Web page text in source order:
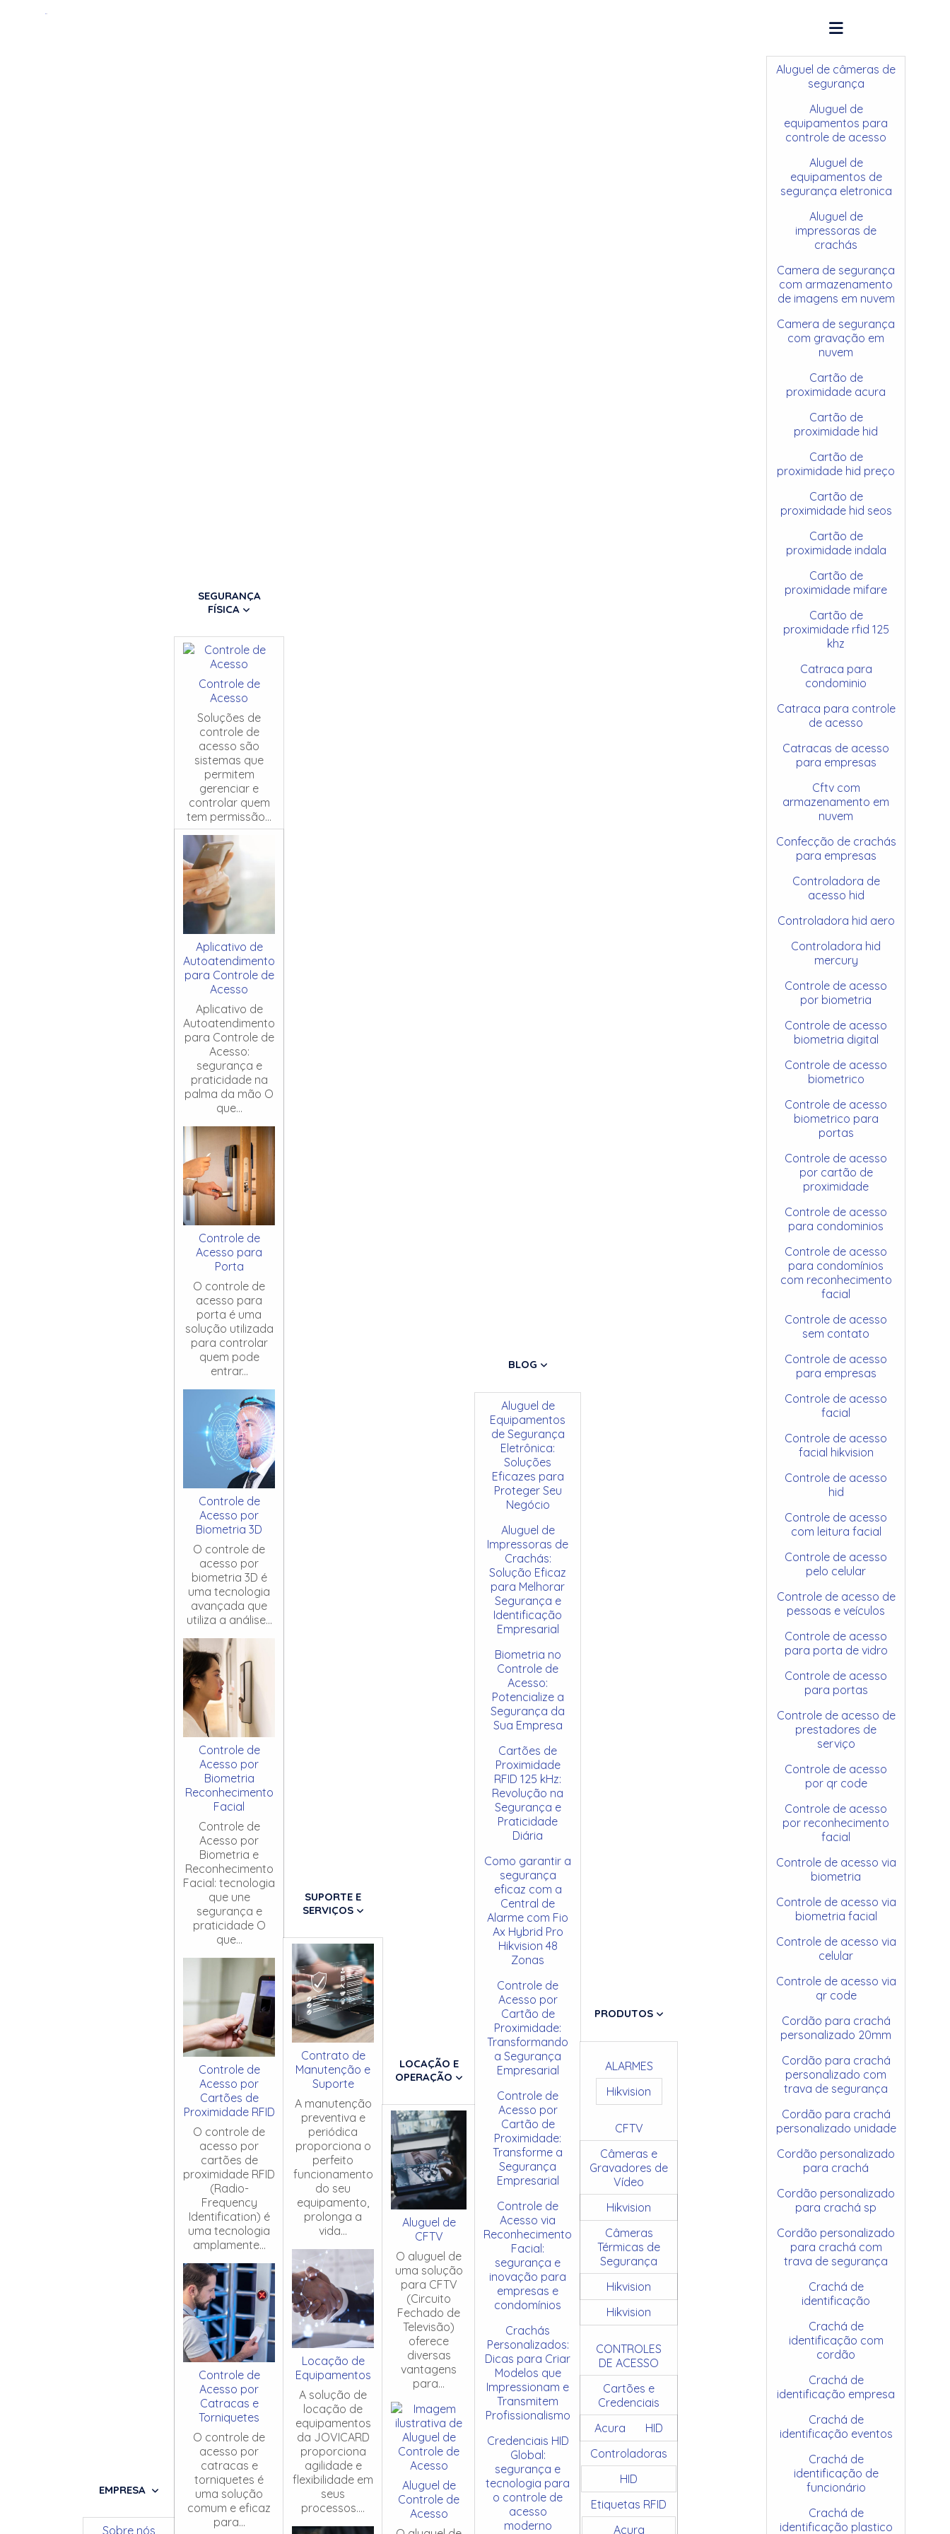
EMPRESA
Sobre nós
SEGURANÇA
FÍSICA
Controle de
Acesso
Soluções de
controle de
acesso são
sistemas que
permitem
gerenciar e
controlar quem
tem permissão...
Aplicativo de
Autoatendimento
para Controle de
Acesso
Aplicativo de
Autoatendimento
para Controle de
Acesso:
segurança e
praticidade na
palma da mão O
que...
Controle de
Acesso para
Porta
O controle de
acesso para
porta é uma
solução utilizada
para controlar
quem pode
entrar...
Controle de
Acesso por
Biometria 3D
O controle de
acesso por
biometria 3D é
uma tecnologia
avançada que
utiliza a análise...
Controle de
Acesso por
Biometria
Reconhecimento
Facial
Controle de
Acesso por
Biometria e
Reconhecimento
Facial: tecnologia
que une
segurança e
praticidade O
que...
Controle de
Acesso por
Cartões de
Proximidade RFID
O controle de
acesso por
cartões de
proximidade RFID
(Radio-
Frequency
Identification) é
uma tecnologia
amplamente...
Controle de
Acesso por
Catracas e
Torniquetes
O controle de
acesso por
catracas e
torniquetes é
uma solução
comum e eficaz
para...
SUPORTE E
SERVIÇOS
Contrato de
Manutenção e
Suporte
A manutenção
preventiva e
periódica
proporciona o
perfeito
funcionamento
do seu
equipamento,
prolonga a
vida...
Locação de
Equipamentos
A solução de
locação de
equipamentos
da JOVICARD
proporciona
agilidade e
flexibilidade em
seus
processos....
LOCAÇÃO E
OPERAÇÃO
Aluguel de
CFTV
O aluguel de
uma solução
para CFTV
(Circuito
Fechado de
Televisão)
oferece
diversas
vantagens
para...
Aluguel de
Controle de
Acesso
BLOG
Aluguel de
Equipamentos
de Segurança
Eletrônica:
Soluções
Eficazes para
Proteger Seu
Negócio
Aluguel de
Impressoras de
Crachás:
Solução Eficaz
para Melhorar
Segurança e
Identificação
Empresarial
Biometria no
Controle de
Acesso:
Potencialize a
Segurança da
Sua Empresa
Cartões de
Proximidade
RFID 125 kHz:
Revolução na
Segurança e
Praticidade
Diária
Como garantir a
segurança
eficaz com a
Central de
Alarme com Fio
Ax Hybrid Pro
Hikvision 48
Zonas
Controle de
Acesso por
Cartão de
Proximidade:
Transformando
a Segurança
Empresarial
Controle de
Acesso por
Cartão de
Proximidade:
Transforme a
Segurança
Empresarial
Controle de
Acesso via
Reconhecimento
Facial:
segurança e
inovação para
empresas e
condomínios
Crachás
Personalizados:
Dicas para Criar
Modelos que
Impressionam e
Transmitem
Profissionalismo
Credenciais HID
Global:
segurança e
tecnologia para
o controle de
acesso
moderno
PRODUTOS
ALARMES
Hikvision
CFTV
Câmeras e
Gravadores de
Vídeo
Hikvision
Câmeras
Térmicas de
Segurança
Hikvision
Hikvision
CONTROLES
DE ACESSO
Cartões e
Credenciais
Acura
HID
Controladoras
HID
Etiquetas RFID
Acura
Aluguel de câmeras de
segurança
Aluguel de
equipamentos para
controle de acesso
Aluguel de
equipamentos de
segurança eletronica
Aluguel de
impressoras de
crachás
Camera de segurança
com armazenamento
de imagens em nuvem
Camera de segurança
com gravação em
nuvem
Cartão de
proximidade acura
Cartão de
proximidade hid
Cartão de
proximidade hid preço
Cartão de
proximidade hid seos
Cartão de
proximidade indala
Cartão de
proximidade mifare
Cartão de
proximidade rfid 125
khz
Catraca para
condominio
Catraca para controle
de acesso
Catracas de acesso
para empresas
Cftv com
armazenamento em
nuvem
Confecção de crachás
para empresas
Controladora de
acesso hid
Controladora hid aero
Controladora hid
mercury
Controle de acesso
por biometria
Controle de acesso
biometria digital
Controle de acesso
biometrico
Controle de acesso
biometrico para
portas
Controle de acesso
por cartão de
proximidade
Controle de acesso
para condominios
Controle de acesso
para condomínios
com reconhecimento
facial
Controle de acesso
sem contato
Controle de acesso
para empresas
Controle de acesso
facial
Controle de acesso
facial hikvision
Controle de acesso
hid
Controle de acesso
com leitura facial
Controle de acesso
pelo celular
Controle de acesso de
pessoas e veículos
Controle de acesso
para porta de vidro
Controle de acesso
para portas
Controle de acesso de
prestadores de
serviço
Controle de acesso
por qr code
Controle de acesso
por reconhecimento
facial
Controle de acesso via
biometria
Controle de acesso via
biometria facial
Controle de acesso via
celular
Controle de acesso via
qr code
Cordão para crachá
personalizado 20mm
Cordão para crachá
personalizado com
trava de segurança
Cordão para crachá
personalizado unidade
Cordão personalizado
para crachá
Cordão personalizado
para crachá sp
Cordão personalizado
para crachá com
trava de segurança
Crachá de
identificação
Crachá de
identificação com
cordão
Crachá de
identificação empresa
Crachá de
identificação eventos
Crachá de
identificação de
funcionário
Crachá de
identificação plastico